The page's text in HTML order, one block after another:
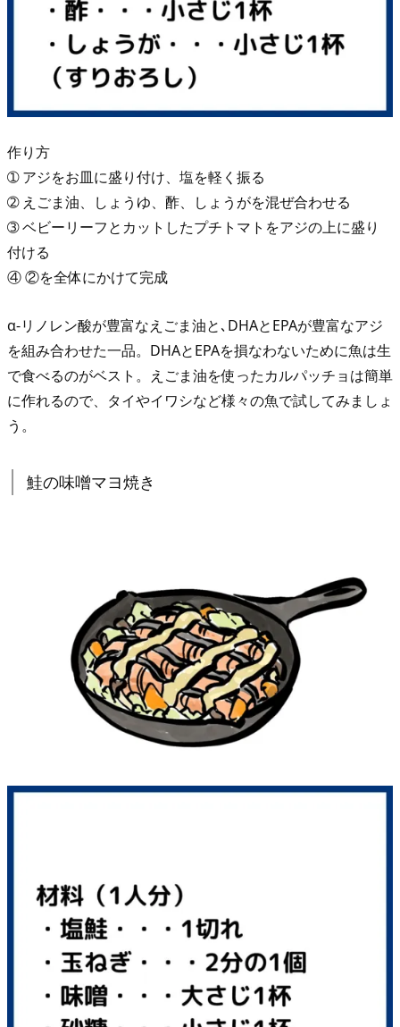
作り方
➀ アジをお皿に盛り付け、塩を軽く振る
➁ えごま油、しょうゆ、酢、しょうがを混ぜ合わせる
➂ ベビーリーフとカットしたプチトマトをアジの上に盛り
付ける
④ ②を全体にかけて完成
α-リノレン酸が豊富なえごま油と､DHAとEPAが豊富なアジ
を組み合わせた一品。DHAとEPAを損なわないために魚は生
で食べるのがベスト。えごま油を使ったカルパッチョは簡単
に作れるので、タイやイワシなど様々の魚で試してみましょ
う。
鮭の味噌マヨ焼き